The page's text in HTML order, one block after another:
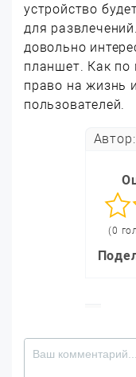
устройство
для
довольно
планшет. Как по
право на жизнь
пользователей.
Автор:
(0